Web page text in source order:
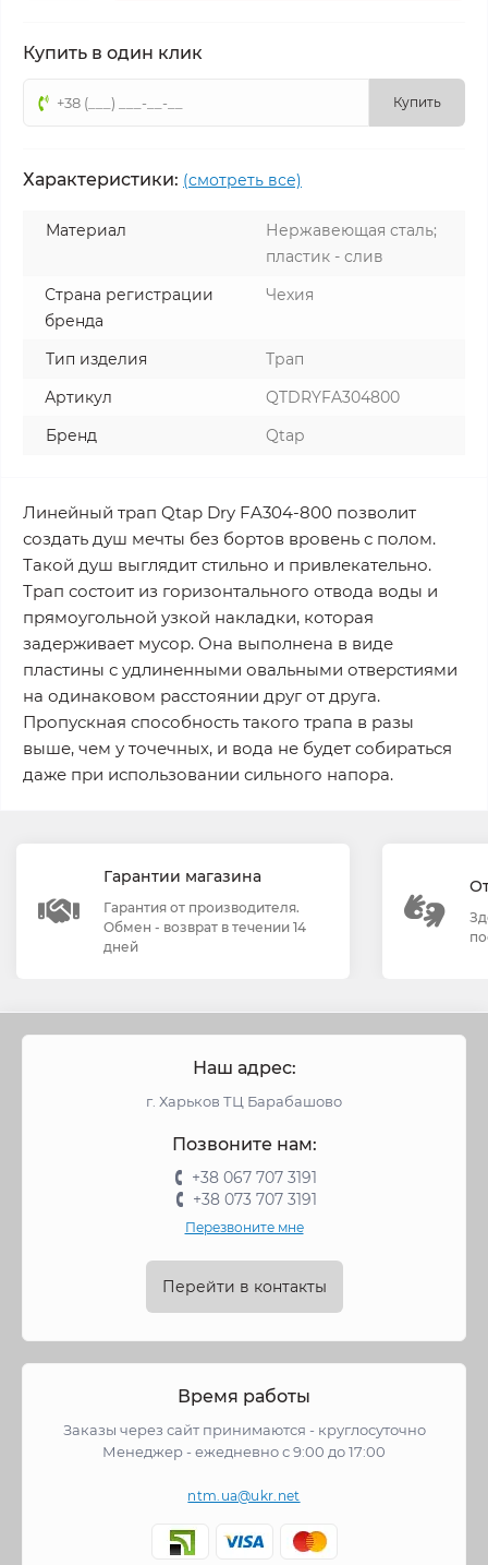
Купить в один клик
Купить
Характеристики: (смотреть все)
Материал
Нержавеющая сталь;
пластик - слив
Страна регистрации
бренда
Чехия
Тип изделия
Трап
Артикул
QTDRYFA304800
Бренд
Qtap
Линейный трап Qtap Dry FA304-800 позволит
создать душ мечты без бортов вровень с полом.
Такой душ выглядит стильно и привлекательно.
Трап состоит из горизонтального отвода воды и
прямоугольной узкой накладки, которая
задерживает мусор. Она выполнена в виде
пластины с удлиненными овальными отверстиями
на одинаковом расстоянии друг от друга.
Пропускная способность такого трапа в разы
выше, чем у точечных, и вода не будет собираться
даже при использовании сильного напора.
Гарантии магазина
Гарантия от производителя.
Обмен - возврат в течении 14
дней
Наш адрес:
г. Харьков ТЦ Барабашово
Позвоните нам:
+38 067 707 3191
+38 073 707 3191
Перезвоните мне
Перейти в контакты
Время работы
Заказы через сайт принимаются - круглосуточно
Менеджер - ежедневно с 9:00 до 17:00
ntm.ua@ukr.net